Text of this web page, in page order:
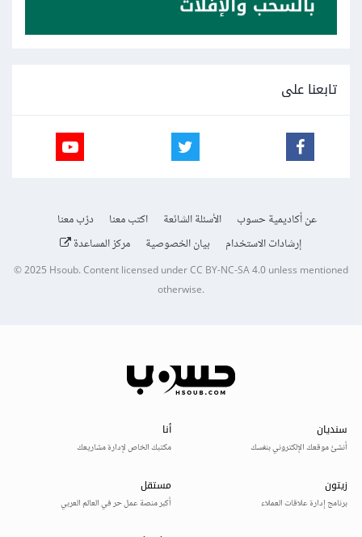
تابعنا على
عن أكاديمية حسوب الأسئلة الشائعة اكتب معنا
درّب معنا
إرشادات الاستخدام
بيان الخصوصية مركز المساعدة
© 2025Hsoub.Content licensed underCC BY-NC-SA 4.0unless mentioned
otherwise.